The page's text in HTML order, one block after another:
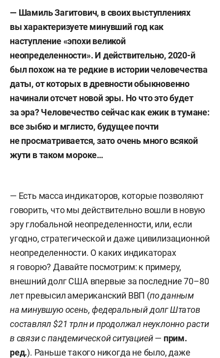
— Шамиль Загитович, в своих выступлениях
вы характеризуете минувший год как
наступление «эпохи великой
неопределенности». И действительно, 2020-й
был похож на те редкие в истории человечества
даты, от которых в древности обыкновенно
начинали отсчет новой эры. Но что это будет
за эра? Человечество сейчас как ежик в тумане:
все зыбко и мглисто, будущее почти
не просматривается, зато очень много всякой
жути в таком мороке…
— Есть масса индикаторов, которые позволяют
говорить, что мы действительно вошли в новую
эру глобальной неопределенности, или, если
угодно, стратегической и даже цивилизационной
неопределенности. О каких индикаторах
я говорю? Давайте посмотрим: к примеру,
внешний долг США впервые за последние 70–80
лет превысил американский ВВП (по данным
на минувшую осень, федеральный долг Штатов
составлял $21 трлн и продолжал неуклонно расти
в связи с пандемической ситуацией— прим.
ред.). Раньше такого никогда не было, даже